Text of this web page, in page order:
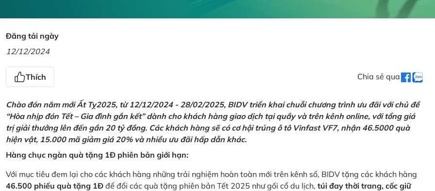
Đăng tải ngày
12/12/2024
Thích Chia sẻ qua
Chào đón năm mới Ất Tỵ2025, từ 12/12/2024 - 28/02/2025, BIDV triển khai chuỗi chương trình ưu đãi với chủ đề
“Hòa nhịp đón Tết – Gia đình gắn kết” dành cho khách hàng giao dịch tại quầy và trên kênh online, với tổng giá
trị giải thưởng lên đến gần 20 tỷ đồng. Các khách hàng sẽ có cơ hội trúng ô tô Vinfast VF7, nhận 46.5000 quà
hiện vật, 15.000 mã giảm giá 20% và nhiều ưu đãi hấp dẫn khác.
Hàng chục ngàn quà tặng 1Đ phiên bản giới hạn:
Với mục tiêu đem lại cho các khách hàng những trải nghiệm hoàn toàn mới trên kênh số, BIDV tặng các khách hàng
46.500 phiếu quà tặng 1Đ để đổi các quà tặng phiên bản Tết 2025 như gối cổ du lịch, túi đay thời trang, cốc giữ